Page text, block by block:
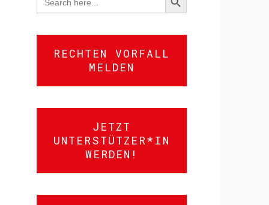
for:
RECHTEN VORFALL
MELDEN
JETZT
UNTERSTÜTZER*IN
WERDEN!